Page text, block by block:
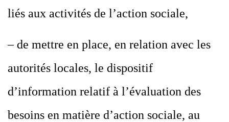
liés aux activités de l’action sociale,
– de mettre en place, en relation avec les
autorités locales, le dispositif
d’information relatif à l’évaluation des
besoins en matière d’action sociale, au